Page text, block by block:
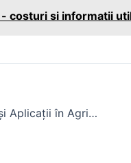
costuri si informatii
Tractorul 8400r: Specificații și Aplicații în Agricultura Modernă